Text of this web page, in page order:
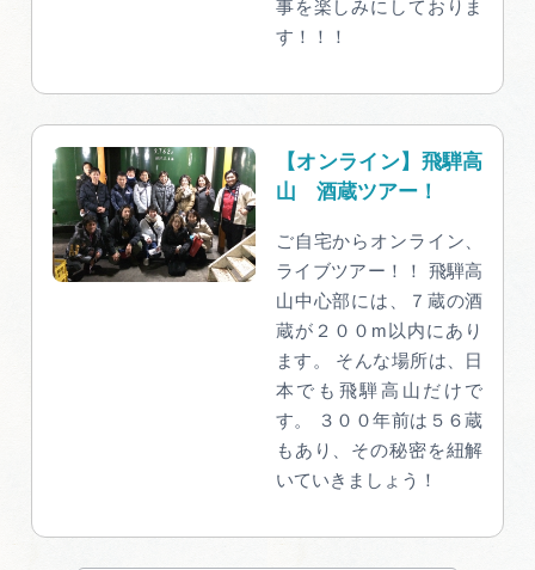
事を楽しみにしておりま
す！！！
【オンライン】飛騨高
山 酒蔵ツアー！
ご自宅からオンライン、
ライブツアー！！ 飛騨高
山中心部には、７蔵の酒
蔵が２００m以内にあり
ます。 そんな場所は、日
本でも飛騨高山だけで
す。 ３００年前は５６蔵
もあり、その秘密を紐解
いていきましょう！